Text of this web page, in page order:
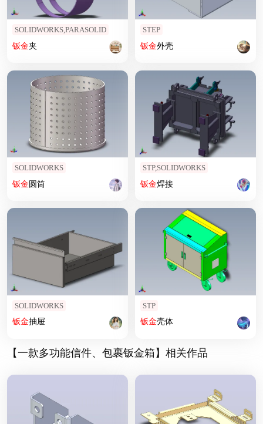
SOLIDWORKS,PARASOLID
钣金夹
STEP
钣金外壳
SOLIDWORKS
钣金圆筒
STP,SOLIDWORKS
钣金焊接
SOLIDWORKS
钣金抽屉
STP
钣金壳体
【一款多功能信件、包裹钣金箱】相关作品